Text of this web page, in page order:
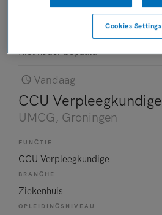
Niet nader bepaald
Vandaag
CCU Verpleegkundige
UMCG, Groningen
FUNCTIE
CCU Verpleegkundige
BRANCHE
Ziekenhuis
OPLEIDINGSNIVEAU
Cookies Settings